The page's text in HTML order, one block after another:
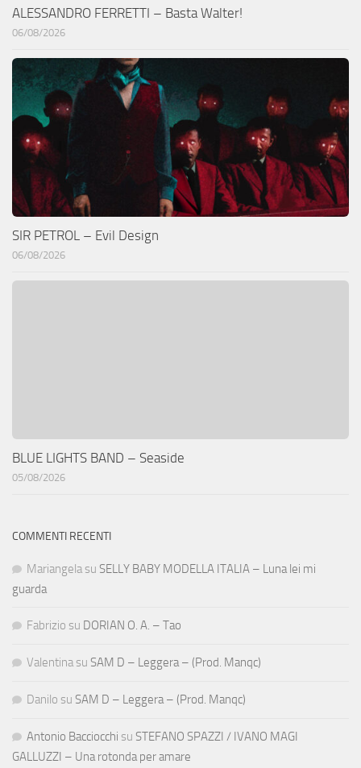
ALESSANDRO FERRETTI – Basta Walter!
06/08/2026
SIR PETROL – Evil Design
06/08/2026
BLUE LIGHTS BAND – Seaside
05/08/2026
COMMENTI RECENTI
Mariangela su SELLY BABY MODELLA ITALIA – Luna lei mi
guarda
Fabrizio su DORIAN O. A. – Tao
Valentina su SAM D – Leggera – (Prod. Manqc)
Danilo su SAM D – Leggera – (Prod. Manqc)
Antonio Bacciocchi su STEFANO SPAZZI / IVANO MAGI
GALLUZZI – Una rotonda per amare